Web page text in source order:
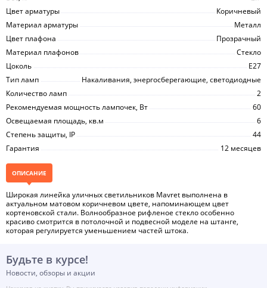
Цвет арматуры
Коричневый
Материал арматуры
Металл
Цвет плафона
Прозрачный
Материал плафонов
Стекло
Цоколь
E27
Тип ламп
Накаливания, энергосберегающие, светодиодные
Количество ламп
2
Рекомендуемая мощность лампочек, Вт
60
Освещаемая площадь, кв.м
6
Степень защиты, IP
44
Гарантия
12 месяцев
ОПИСАНИЕ
Широкая линейка уличных светильников Mavret выполнена в
актуальном матовом коричневом цвете, напоминающем цвет
кортеновской стали. Волнообразное рифленое стекло особенно
красиво смотрится в потолочной и подвесной моделе на штанге,
которая регулируется уменьшением частей штока.
Будьте в курсе!
Новости, обзоры и акции